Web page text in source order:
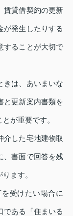
賃貸借契約の更新
が発生したりする
することが大切で
きは、あいまいな
と更新案内書類を
が重要です。
介した宅地建物取
、書面で回答を残
ます。
受けたい場合に
である「住まいる